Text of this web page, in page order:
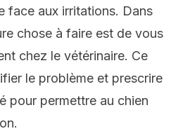
face aux irritations. Dans
chose à faire est de vous
chez le vétérinaire. Ce
le problème et prescrire
pour permettre au chien